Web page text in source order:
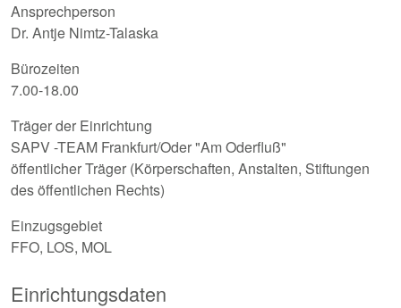
Ansprechperson
Dr. Antje Nimtz-Talaska
Bürozeiten
7.00-18.00
Träger der Einrichtung
SAPV -TEAM Frankfurt/Oder "Am Oderfluß"
öffentlicher Träger (Körperschaften, Anstalten, Stiftungen
des öffentlichen Rechts)
Einzugsgebiet
FFO, LOS, MOL
Einrichtungsdaten